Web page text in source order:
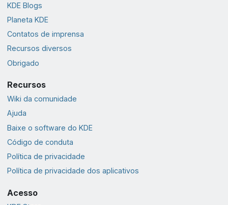
KDE Blogs
Planeta KDE
Contatos de imprensa
Recursos diversos
Obrigado
Recursos
Wiki da comunidade
Ajuda
Baixe o software do KDE
Código de conduta
Política de privacidade
Política de privacidade dos aplicativos
Acesso